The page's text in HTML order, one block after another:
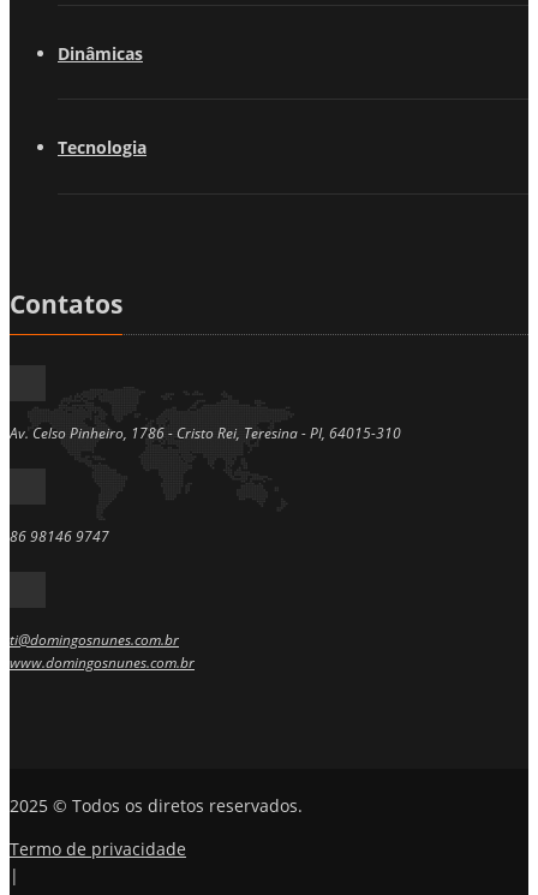
Dinâmicas
Tecnologia
Contatos
Av. Celso Pinheiro, 1786 - Cristo Rei, Teresina - PI, 64015-310
86 98146 9747
ti@domingosnunes.com.br
www.domingosnunes.com.br
2025 © Todos os diretos reservados.
Termo de privacidade
|